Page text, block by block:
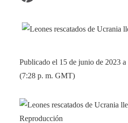
Publicado el 15 de junio de 2023
(7:28 p. m. GMT)
Reproducción